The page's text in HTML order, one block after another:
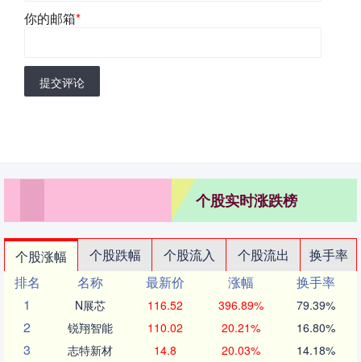
你的邮箱*
提交评论
个股实时涨跌榜
个股涨幅 个股跌幅 个股流入 个股流出
换手率
排名
名称 最新价 涨幅
换手率
1
N展芯 116.52 396.89% 79.39%
2 锐翔智能 110.02 20.21% 16.80%
3 志特新材 14.8 20.03% 14.18%